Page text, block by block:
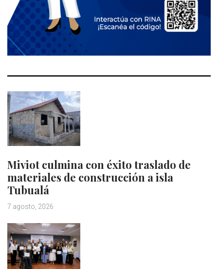
Miviot culmina con éxito traslado de
materiales de construcción a isla
Tubualá
7 agosto, 2026